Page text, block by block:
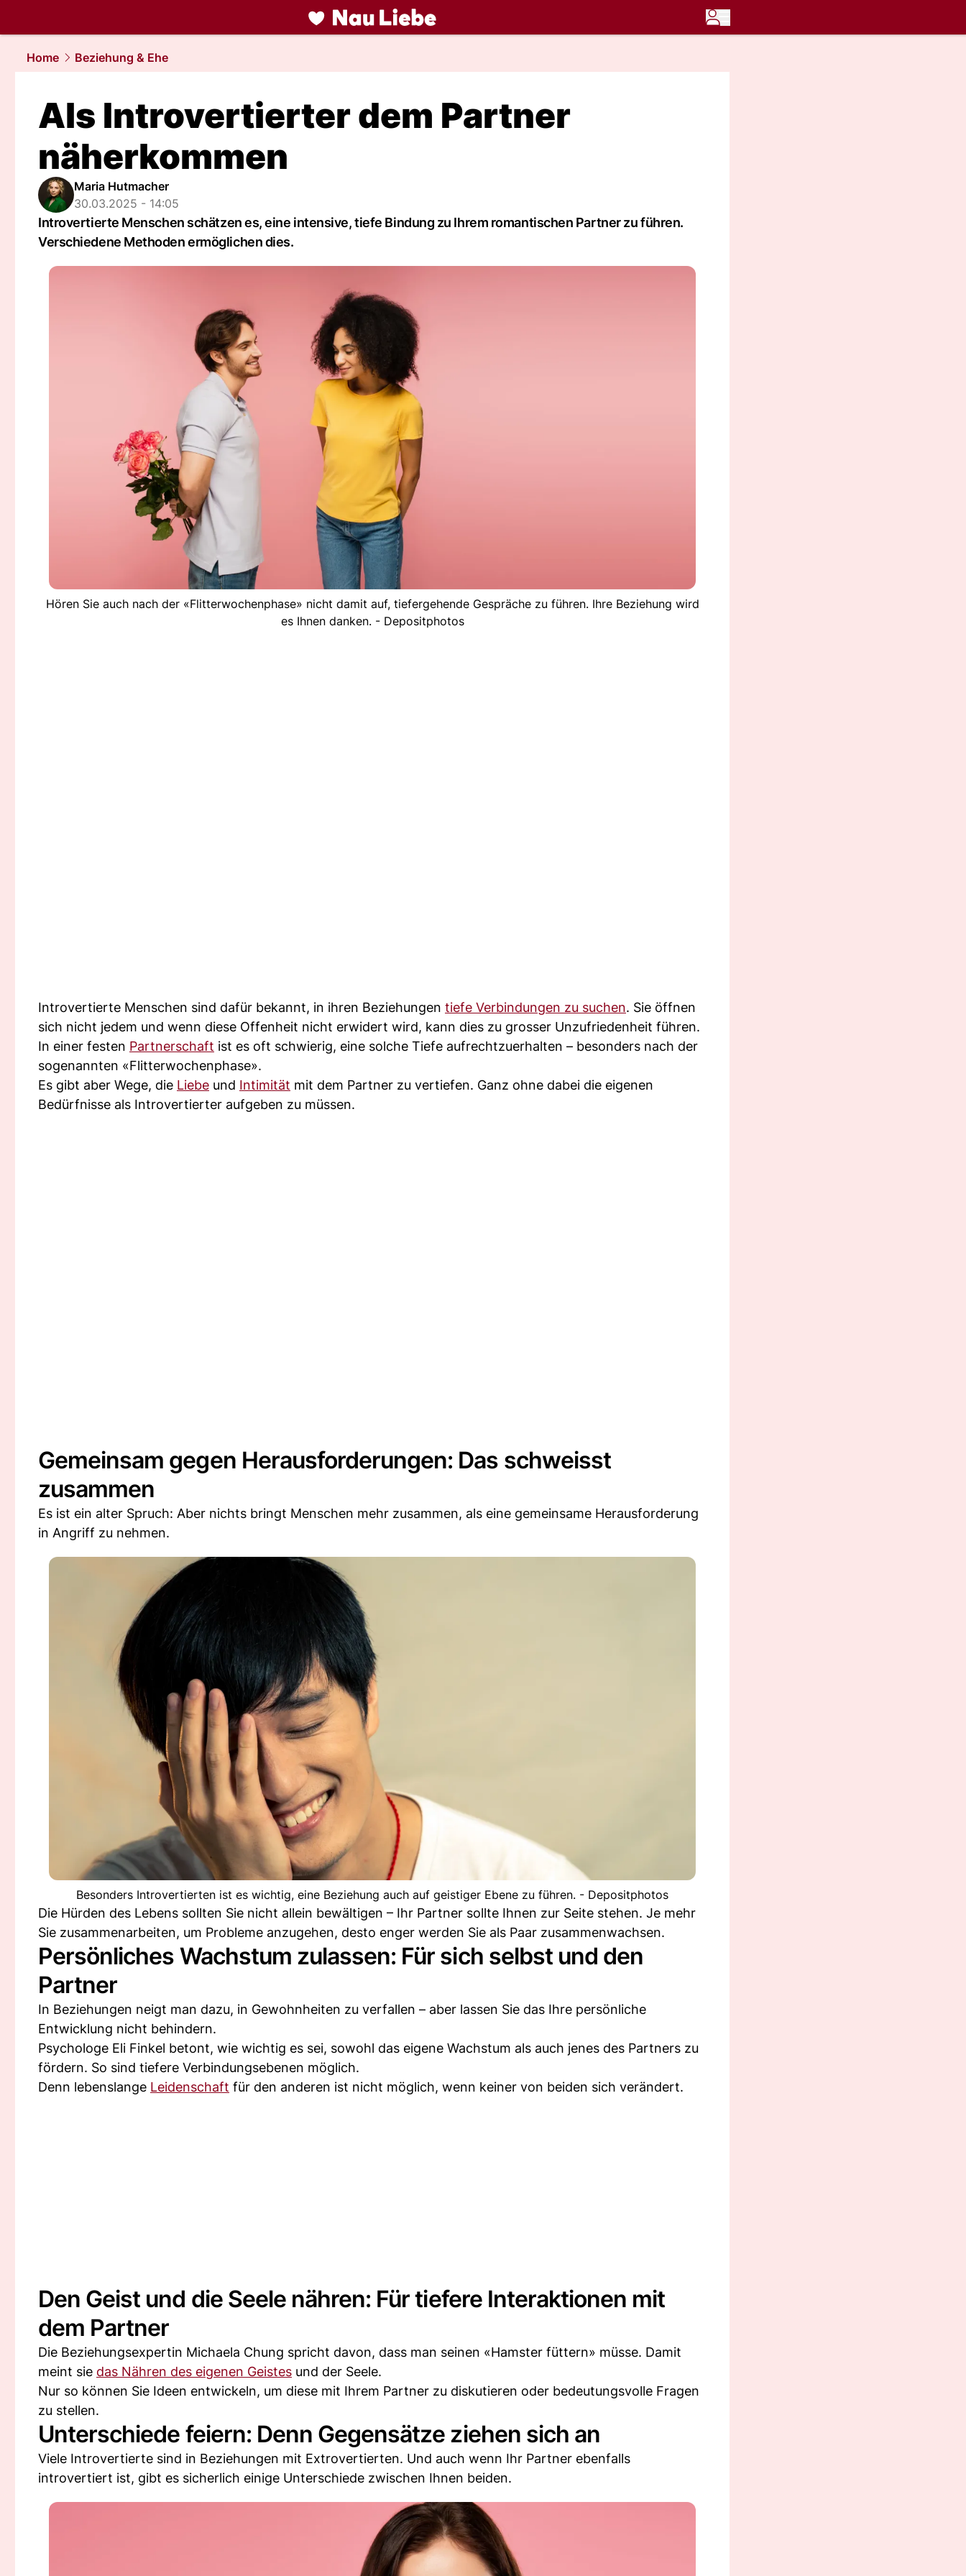
liebe.NAU.ch
Home
Beziehung & Ehe
Als Introvertierter dem Partner
näherkommen
Maria Hutmacher
30.03.2025 - 14:05
Introvertierte Menschen schätzen es, eine intensive, tiefe Bindung zu Ihrem romantischen Partner zu führen.
Verschiedene Methoden ermöglichen dies.
Hören Sie auch nach der «Flitterwochenphase» nicht damit auf, tiefergehende Gespräche zu führen. Ihre Beziehung wird
es Ihnen danken. - Depositphotos
Introvertierte Menschen sind dafür bekannt, in ihren Beziehungen tiefe Verbindungen zu suchen. Sie öffnen
sich nicht jedem und wenn diese Offenheit nicht erwidert wird, kann dies zu grosser Unzufriedenheit führen.
In einer festen Partnerschaft ist es oft schwierig, eine solche Tiefe aufrechtzuerhalten – besonders nach der
sogenannten «Flitterwochenphase».
Es gibt aber Wege, die Liebe und Intimität mit dem Partner zu vertiefen. Ganz ohne dabei die eigenen
Bedürfnisse als Introvertierter aufgeben zu müssen.
Gemeinsam gegen Herausforderungen: Das schweisst
zusammen
Es ist ein alter Spruch: Aber nichts bringt Menschen mehr zusammen, als eine gemeinsame Herausforderung
in Angriff zu nehmen.
Besonders Introvertierten ist es wichtig, eine Beziehung auch auf geistiger Ebene zu führen. - Depositphotos
Die Hürden des Lebens sollten Sie nicht allein bewältigen – Ihr Partner sollte Ihnen zur Seite stehen. Je mehr
Sie zusammenarbeiten, um Probleme anzugehen, desto enger werden Sie als Paar zusammenwachsen.
Persönliches Wachstum zulassen: Für sich selbst und den
Partner
In Beziehungen neigt man dazu, in Gewohnheiten zu verfallen – aber lassen Sie das Ihre persönliche
Entwicklung nicht behindern.
Psychologe Eli Finkel betont, wie wichtig es sei, sowohl das eigene Wachstum als auch jenes des Partners zu
fördern. So sind tiefere Verbindungsebenen möglich.
Denn lebenslange Leidenschaft für den anderen ist nicht möglich, wenn keiner von beiden sich verändert.
Den Geist und die Seele nähren: Für tiefere Interaktionen mit
dem Partner
Die Beziehungsexpertin Michaela Chung spricht davon, dass man seinen «Hamster füttern» müsse. Damit
meint sie das Nähren des eigenen Geistes und der Seele.
Nur so können Sie Ideen entwickeln, um diese mit Ihrem Partner zu diskutieren oder bedeutungsvolle Fragen
zu stellen.
Unterschiede feiern: Denn Gegensätze ziehen sich an
Viele Introvertierte sind in Beziehungen mit Extrovertierten. Und auch wenn Ihr Partner ebenfalls
introvertiert ist, gibt es sicherlich einige Unterschiede zwischen Ihnen beiden.